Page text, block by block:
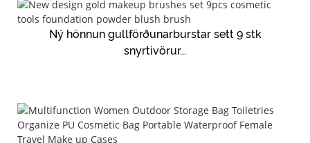
Ný hönnun gullförðunarburstar sett 9 stk
snyrtivörur...